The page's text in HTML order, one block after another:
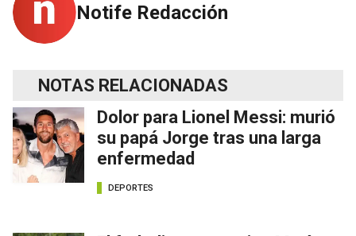
Notife Redacción
NOTAS RELACIONADAS
Dolor para Lionel Messi: murió
su papá Jorge tras una larga
enfermedad
DEPORTES